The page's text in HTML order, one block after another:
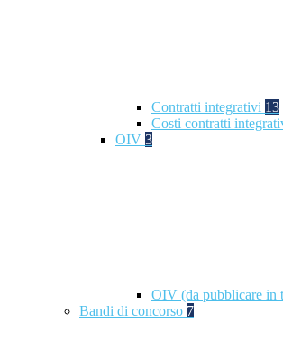
Contratti integrativi 13
Costi contratti
OIV 3
OIV (da pubblicare in
Bandi di concorso 7